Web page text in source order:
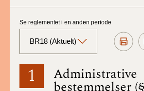
1 Administrative
bestemmelser
Se reglementet i en anden periode
BR18 (Aktuelt)
BR18 (Aktuelt)